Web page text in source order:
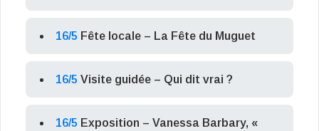
16/5 Fête locale – La Fête du Muguet
16/5 Visite guidée – Qui dit vrai ?
16/5 Exposition – Vanessa Barbary, «